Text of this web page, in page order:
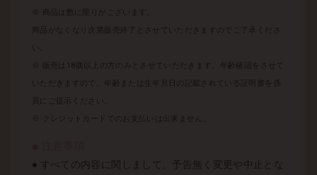
※ 商品は数に限りがございます。
商品がなくなり次第販売終了とさせていただきますのでご了承くださ
※ 販売は18歳以上の方のみとさせていただきます。年齢確認をさせて
いただきますので、年齢または生年月日の記載されている証明書を係
員にご提示ください。
※ クレジットカードでのお支払いは出来ません。
● すべての内容に関しまして、予告無く変更や中止とな